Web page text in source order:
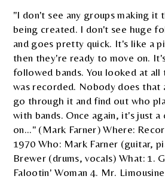
"I don't see any groups making it
being created. I don't see huge
and goes pretty quick. It's like a
then they're ready to move on.
followed bands. You looked at
was recorded. Nobody does that
go through it and find out who
with bands. Once again, it's just
on..." (Mark Farner) Where:
1970 Who: Mark Farner (guitar,
Brewer (drums, vocals) What: 1.
Falootin' Woman 4. Mr.